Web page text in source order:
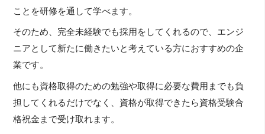
ことを研修を通して学べます。
そのため、完全未経験でも採用をしてくれるので、エンジ
ニアとして新たに働きたいと考えている方におすすめの企
業です。
他にも資格取得のための勉強や取得に必要な費用までも負
担してくれるだけでなく、資格が取得できたら資格受験合
格祝金まで受け取れます。